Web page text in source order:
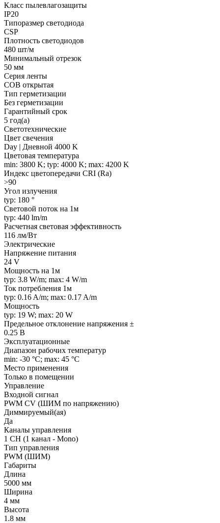
Класс пылевлагозащиты
IP20
Типоразмер светодиода
CSP
Плотность светодиодов
480 шт/м
Минимальный отрезок
50 мм
Серия ленты
COB открытая
Тип герметизации
Без герметизации
Гарантийный срок
5 год(а)
Светотехнические
Цвет свечения
Day | Дневной 4000 K
Цветовая температура
min: 3800 K; typ: 4000 K; max: 4200 K
Индекс цветопередачи CRI (Ra)
>90
Угол излучения
typ: 180 °
Световой поток на 1м
typ: 440 lm/m
Расчетная световая эффективность
116 лм/Вт
Электрические
Напряжение питания
24 V
Мощность на 1м
typ: 3.8 W/m; max: 4 W/m
Ток потребления 1м
typ: 0.16 A/m; max: 0.17 A/m
Мощность
typ: 19 W; max: 20 W
Предельное отклонение напряжения ±
0.25 В
Эксплуатационные
Диапазон рабочих температур
min: -30 °C; max: 45 °C
Место применения
Только в помещении
Управление
Входной сигнал
PWM СV (ШИМ по напряжению)
Диммируемый(ая)
Да
Каналы управления
1 CH (1 канал - Mono)
Тип управления
PWM (ШИМ)
Габариты
Длина
5000 мм
Ширина
4 мм
Высота
1.8 мм